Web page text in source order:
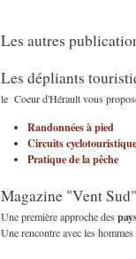
Les autres
Les dépliants
le Coeur d'Hérault vous
Randonnées à pied
Circuits
Pratique de la pêche
Magazine "Vent Sud"
Une première approche des
Une rencontre avec les